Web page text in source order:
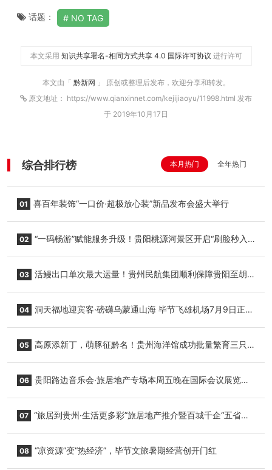
话题： NO TAG
本文采用 知识共享署名-相同方式共享 4.0 国际许可协议 进行许可
本文由「 黔新网 」 原创或整理后发布，欢迎分享和转发。
原文地址： https://www.qianxinnet.com/kejijiaoyu/11998.html 发布
于 2019年10月17日
综合排行榜 本月热门 全年热门
01 喜百年装饰“一口价·超极放心装”新品发布会盛大举行
02 “一码畅游”赋能服务升级！贵阳桃源河景区开启“刷脸秒入
03 活鳗出口单次最大运量！贵州民航集团顺利保障贵阳至胡
04 洞天福地迎宾客·磅礴乌蒙通山海 毕节飞雄机场7月9日正式
05 高原添新丁，萌豚征黔名！贵州海洋馆成功批量繁育三只
06 贵阳路边音乐会·旅居地产专场本周五晚在国际会议展览中
07 “旅居到贵州·生活更多彩”旅居地产推介暨百城千企“五省
08 “凉资源”变“热经济”，毕节文旅暑期经营创开门红